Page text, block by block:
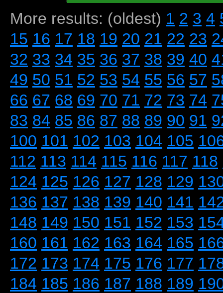
More results: (oldest) 1 2 3 4
15 16 17 18 19 20 21 22 23
32 33 34 35 36 37 38 39 40
49 50 51 52 53 54 55 56 57
66 67 68 69 70 71 72 73 74
83 84 85 86 87 88 89 90 91
100 101 102 103 104 105
112 113 114 115 116 117 118
124 125 126 127 128 129
136 137 138 139 140 141
148 149 150 151 152 153
160 161 162 163 164 165
172 173 174 175 176 177
184 185 186 187 188 189